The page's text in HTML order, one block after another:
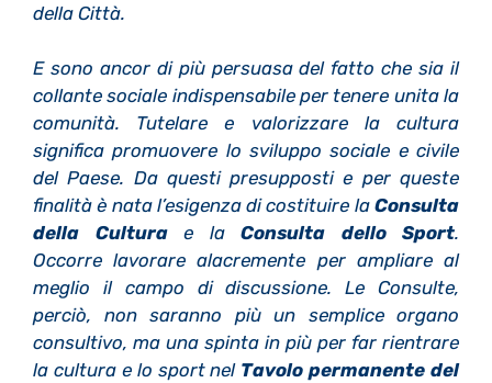
della Città.
E sono ancor di più persuasa del fatto che sia il
collante sociale indispensabile per tenere unita la
comunità. Tutelare e valorizzare la cultura
significa promuovere lo sviluppo sociale e civile
del Paese. Da questi presupposti e per queste
finalità è nata l’esigenza di costituire la Consulta
della Culturae la Consulta dello Sport.
Occorre lavorare alacremente per ampliare al
meglio il campo di discussione. Le Consulte,
perciò, non saranno più un semplice organo
consultivo, ma una spinta in più per far rientrare
la cultura e lo sport nel Tavolo permanente del